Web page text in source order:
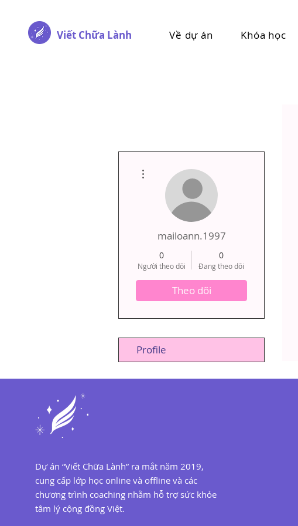
Viết Chữa Lành Về dự án Khóa học
mailoann.1997
0
Người theo dõi
0
Đang theo dõi
Theo dõi
Profile
Dự án “Viết Chữa Lành” ra mắt năm 2019,
cung cấp lớp học online và offline và các
chương trình coaching nhằm hỗ trợ sức khỏe
tâm lý cộng đồng Việt.